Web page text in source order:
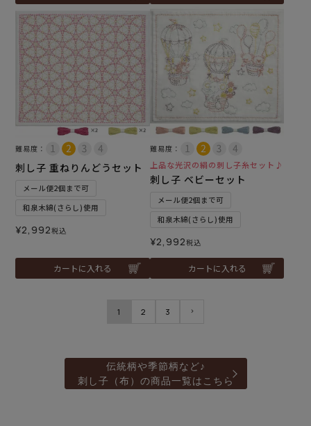
難易度：
刺し子 重ねりんどうセット
メール便2個まで可
和泉木綿(さらし)使用
¥2,992税込
カートに入れる
難易度：
上品な光沢の絹の刺し子糸セット♪
刺し子 ベビーセット
メール便2個まで可
和泉木綿(さらし)使用
¥2,992税込
カートに入れる
1 2 3
伝統柄や季節柄など♪
刺し子（布）の商品一覧はこちら